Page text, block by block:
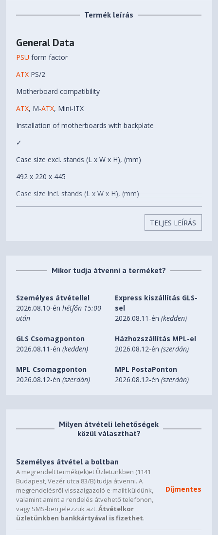
Előlapi (5,25") bővítőhelyek
Beépített ventilátorok
ventilátorok(12CM) száma
Processzorhűtő maximális
magassága
Videokártya maximális
425 mm
Termék leírás
General Data
PSU form factor
ATX PS/2
Motherboard compatibility
ATX, M-ATX, Mini-ITX
Installation of motherboards with backplate
✓
Case size excl. stands (L x W x H), (mm)
492 x 220 x 445
Case size incl. stands (L x W x H), (mm)
Dimensions side panel window (L x W), (mm)
Weight (kg)
8.45
-
2
Expansion slots
Fan mounting locations
7
Qi charger
-
TELJES LEÍRÁS
Mikor tudja átvenni a terméket?
Személyes átvétellel
2026.08.10-énhétfőn 15:00
után
Express kiszállítás GLS-
sel
2026.08.11-én(kedden)
GLS Csomagponton
2026.08.11-én(kedden)
Házhozszállítás MPL-el
2026.08.12-én(szerdán)
MPL Csomagponton
2026.08.12-én(szerdán)
MPL PostaPonton
2026.08.12-én(szerdán)
Milyen átvételi lehetőségek
közül választhat?
Személyes átvétel a boltban
A megrendelt termék(ek)et Üzletünkben (1141
Budapest, Vezér utca 83/B) tudja átvenni. A
megrendelésről visszaigazoló e-mailt küldünk,
valamint amint a rendelés átvehető telefonon,
vagy SMS-ben jelezzük azt.Átvételkor
üzletünkben bankkártyával is fizethet.
Díjmentes